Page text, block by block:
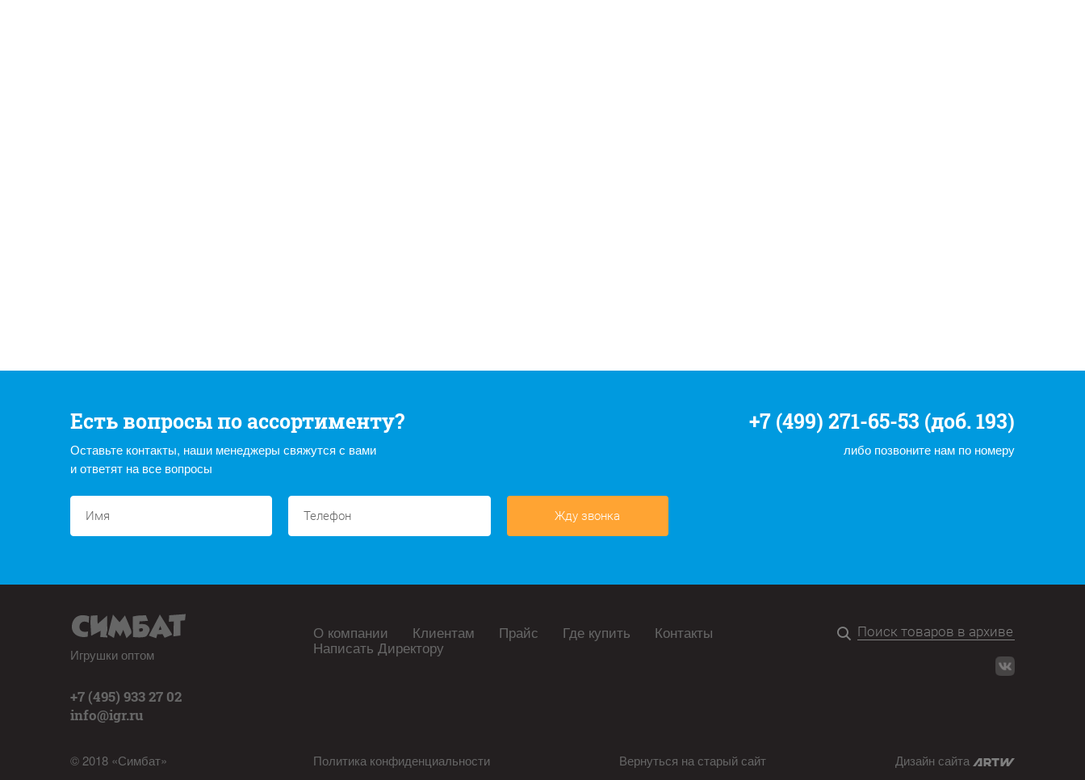
Есть вопросы по ассортименту?
Оставьте контакты, наши менеджеры свяжутся с вами
и ответят на все вопросы
+7 (499) 271-65-53 (доб. 193)
либо позвоните нам по номеру
Жду звонка
Игрушки оптом
+7 (495) 933 27 02
info@igr.ru
© 2018 «Симбат»
О компании Клиентам Прайс Где купить Контакты
Написать Директору
Политика конфиденциальности Вернуться на старый сайт Дизайн сайта